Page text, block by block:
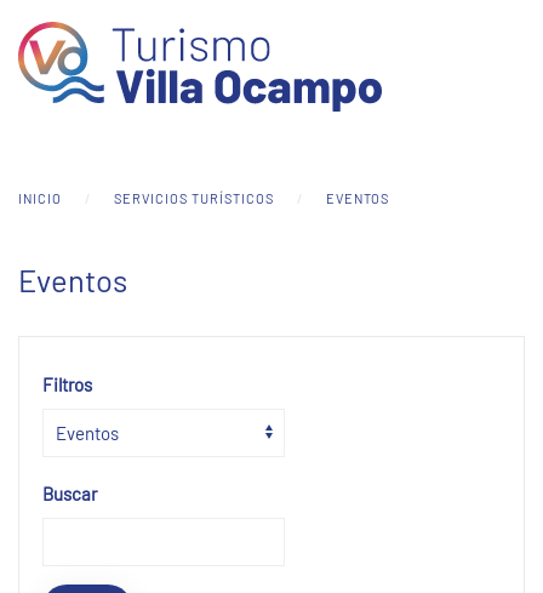
Skip to main content
INICIO SERVICIOS TURÍSTICOS EVENTOS
Eventos
Filtros
Buscar